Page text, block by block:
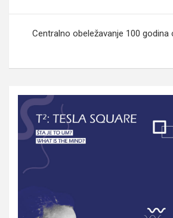
Centralno obeležavanje 100 godina